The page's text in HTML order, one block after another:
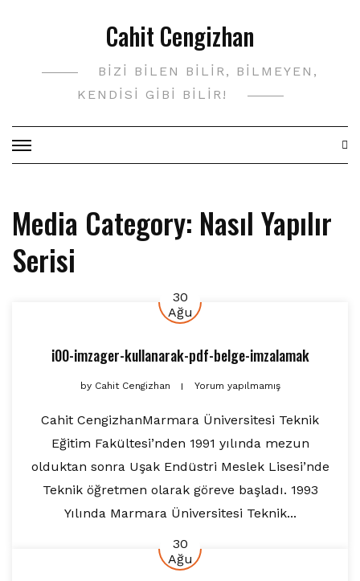
Cahit Cengizhan
BIZI BILEN BILIR, BILMEYEN,
KENDISI GIBI BILIR!
Media Category: Nasıl Yapılır
Serisi
30
Ağu
i00-imzager-kullanarak-pdf-belge-imzalamak
byCahit Cengizhan Yorum yapılmamış
Cahit CengizhanMarmara Üniversitesi Teknik
Eğitim Fakültesi’nden 1991 yılında mezun
olduktan sonra Uşak Endüstri Meslek Lisesi’nde
Teknik öğretmen olarak göreve başladı. 1993
Yılında Marmara Üniversitesi Teknik...
30
Ağu